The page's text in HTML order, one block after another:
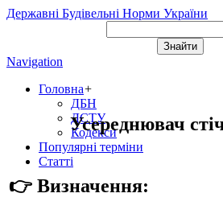
Державні Будівельні Норми України
Navigation
Головна+
ДБН
ДСТУ
Кодекси
Популярні терміни
Статті
Усереднювач
👉 Визначення: